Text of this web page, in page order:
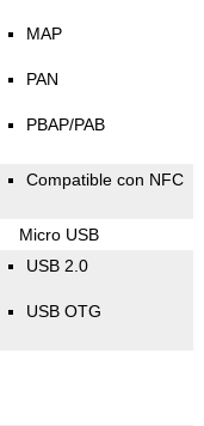
MAP
PAN
PBAP/PAB
Compatible con NFC
Micro USB
USB 2.0
USB OTG